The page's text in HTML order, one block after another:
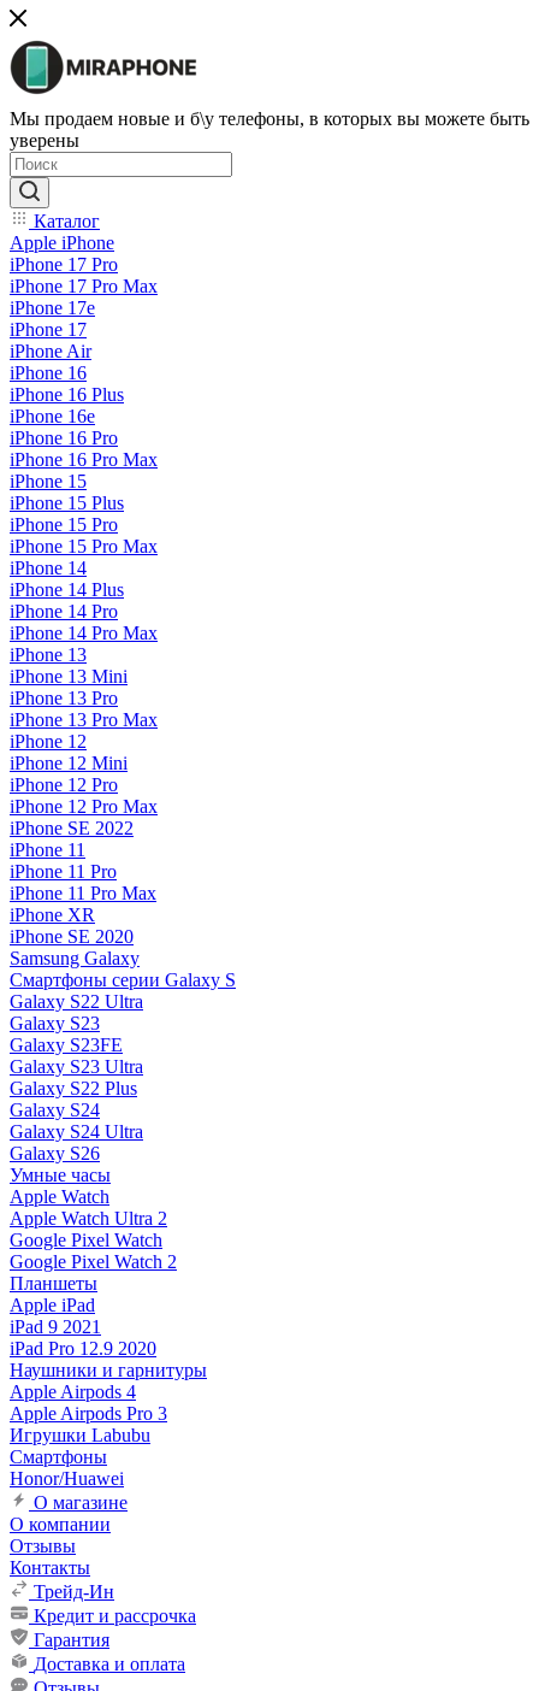
Мы продаем новые и б\у телефоны, в которых вы можете быть
уверены
Каталог
Apple iPhone
iPhone 17 Pro
iPhone 17 Pro Max
iPhone 17e
iPhone 17
iPhone Air
iPhone 16
iPhone 16 Plus
iPhone 16e
iPhone 16 Pro
iPhone 16 Pro Max
iPhone 15
iPhone 15 Plus
iPhone 15 Pro
iPhone 15 Pro Max
iPhone 14
iPhone 14 Plus
iPhone 14 Pro
iPhone 14 Pro Max
iPhone 13
iPhone 13 Mini
iPhone 13 Pro
iPhone 13 Pro Max
iPhone 12
iPhone 12 Mini
iPhone 12 Pro
iPhone 12 Pro Max
iPhone SE 2022
iPhone 11
iPhone 11 Pro
iPhone 11 Pro Max
iPhone XR
iPhone SE 2020
Samsung Galaxy
Смартфоны серии Galaxy S
Galaxy S22 Ultra
Galaxy S23
Galaxy S23FE
Galaxy S23 Ultra
Galaxy S22 Plus
Galaxy S24
Galaxy S24 Ultra
Galaxy S26
Умные часы
Apple Watch
Apple Watch Ultra 2
Google Pixel Watch
Google Pixel Watch 2
Планшеты
Apple iPad
iPad 9 2021
iPad Pro 12.9 2020
Наушники и гарнитуры
Apple Airpods 4
Apple Airpods Pro 3
Игрушки Labubu
Смартфоны
Honor/Huawei
О магазине
О компании
Отзывы
Контакты
Трейд-Ин
Кредит и рассрочка
Гарантия
Доставка и оплата